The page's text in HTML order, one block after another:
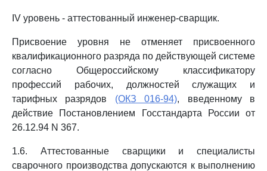
IV уровень - аттестованный инженер-сварщик.
Присвоение уровня не отменяет присвоенного
квалификационного разряда по действующей системе
согласно Общероссийскому классификатору
профессий рабочих, должностей служащих и
тарифных разрядов (ОКЗ 016-94), введенному в
действие Постановлением Госстандарта России от
26.12.94 N 367.
1.6. Аттестованные сварщики и специалисты
сварочного производства допускаются к выполнению